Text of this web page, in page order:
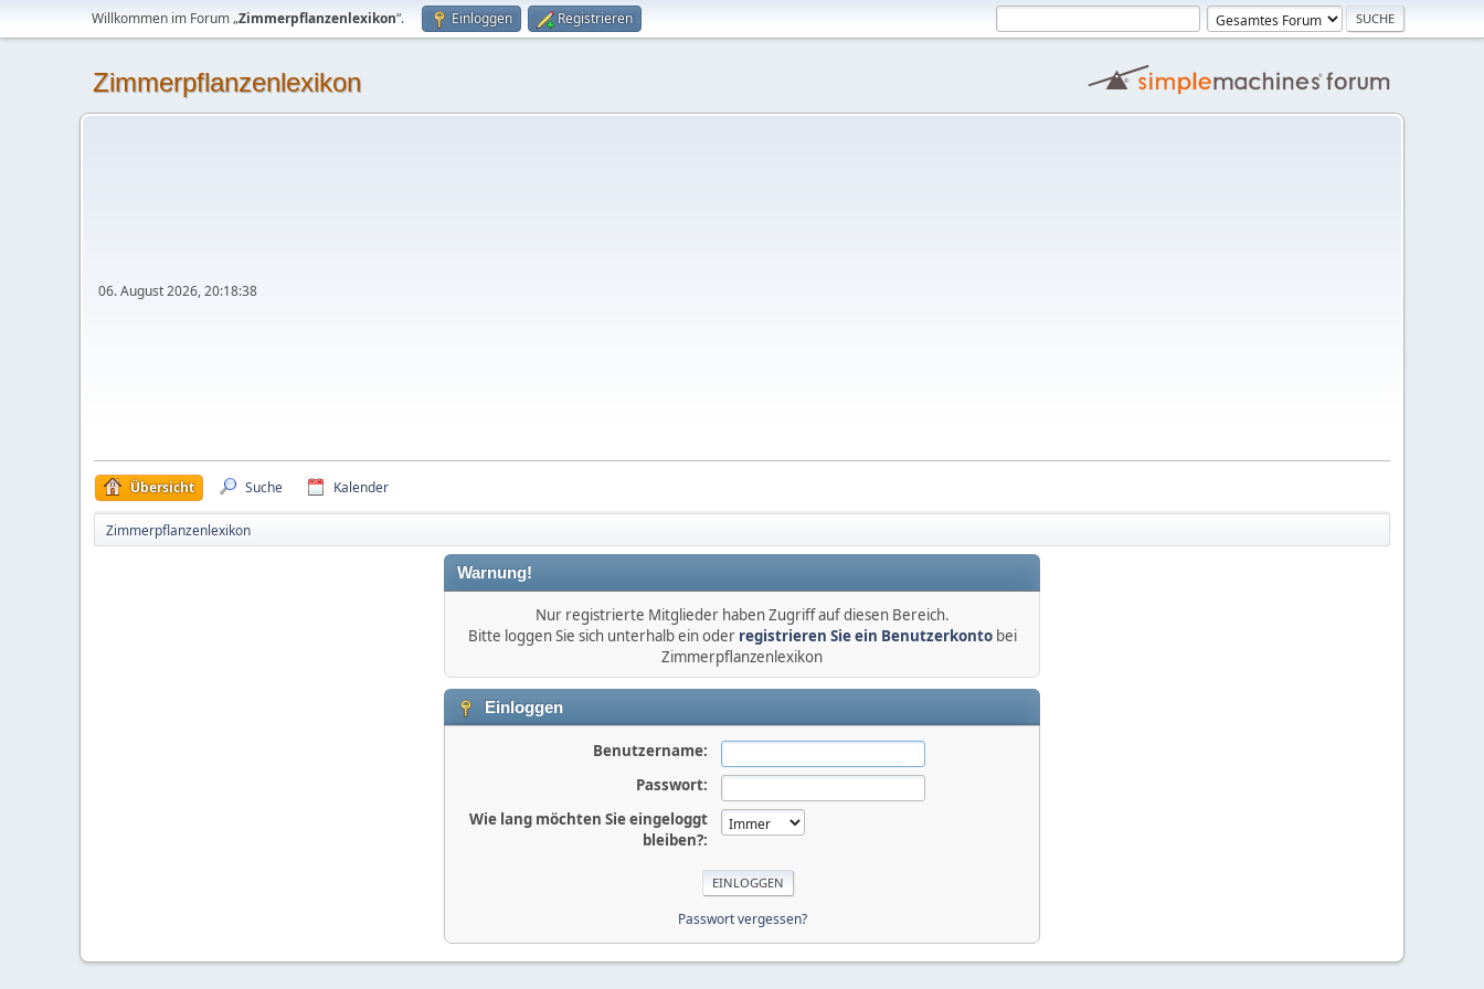
Willkommen im Forum „Zimmerpflanzenlexikon“. Einloggen Registrieren
Zimmerpflanzenlexikon
06. August 2026, 20:18:38
Übersicht Suche Kalender
Zimmerpflanzenlexikon
Warnung!
Nur registrierte Mitglieder haben Zugriff auf diesen Bereich.
Bitte loggen Sie sich unterhalb ein oder registrieren Sie ein Benutzerkontobei
Zimmerpflanzenlexikon
Einloggen
Benutzername:
Passwort:
Wie lang möchten Sie eingeloggt
bleiben?:
Passwort vergessen?